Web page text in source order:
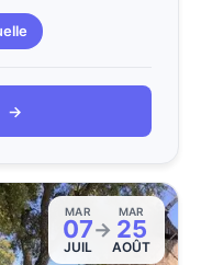
→
MAR
07
JUIL
→
MAR
25
AOÛT